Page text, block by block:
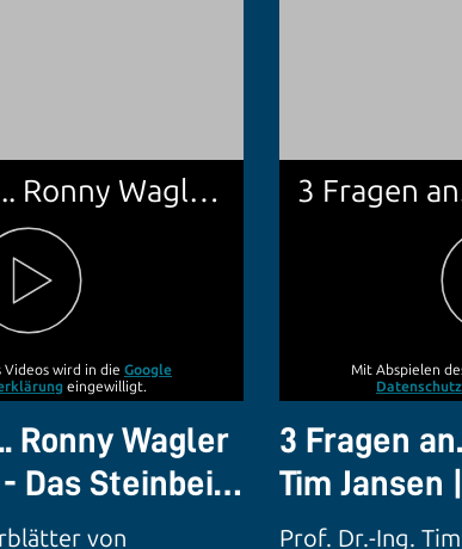
3 Fragen an... Ronny Wagler | TRANSFER - Das Steinbeis-Magazin
wird in die Google
eingewilligt.
Ronny Wagler
- Das Steinbeis-
von
Mit Abspielen
3 Fragen
Tim Jansen
Das
Prof. Dr.-Ing.